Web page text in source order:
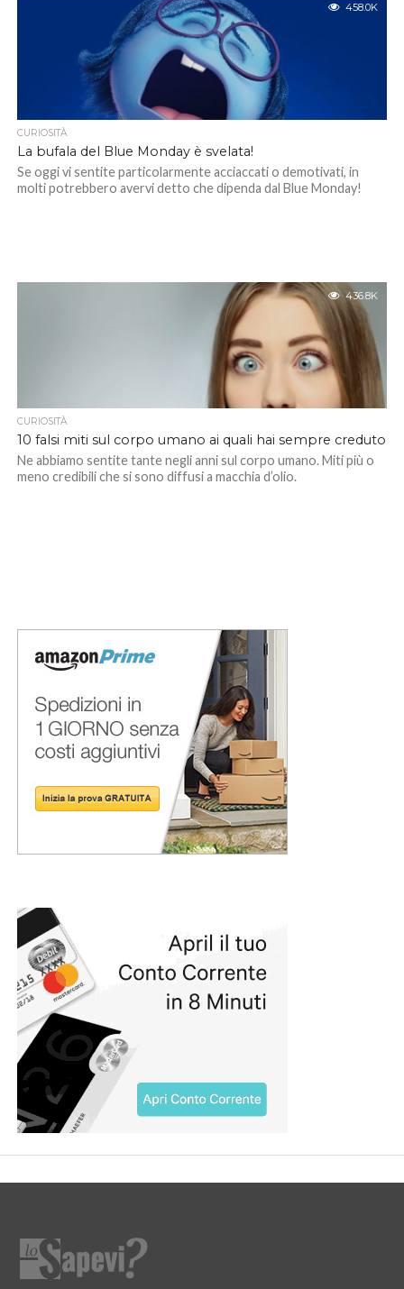
458.0K
CURIOSITÀ
La bufala del Blue Monday è svelata!
Se oggi vi sentite particolarmente acciaccati o demotivati, in
molti potrebbero avervi detto che dipenda dal Blue Monday!
436.8K
CURIOSITÀ
10 falsi miti sul corpo umano ai quali hai sempre creduto
Ne abbiamo sentite tante negli anni sul corpo umano. Miti più o
meno credibili che si sono diffusi a macchia d’olio.